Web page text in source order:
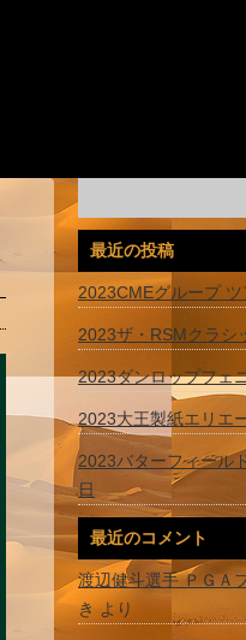
最近の投稿
2023CMEグループ
2023ザ・RSMクラシ
2023ダンロップフ
2023大王製紙エリ
2023バターフィール
日
最近のコメント
渡辺健斗選手 ＰＧＡ
きより